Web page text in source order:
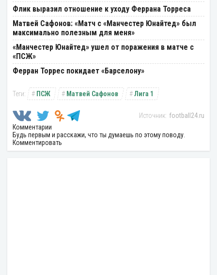
Флик выразил отношение к уходу Феррана Торреса
Матвей Сафонов: «Матч с «Манчестер Юнайтед» был
максимально полезным для меня»
«Манчестер Юнайтед» ушел от поражения в матче с
«ПСЖ»
Ферран Торрес покидает «Барселону»
ПСЖ Матвей Сафонов Лига 1
football24.ru
Комментарии
Будь первым и расскажи, что ты думаешь по этому поводу.
Комментировать